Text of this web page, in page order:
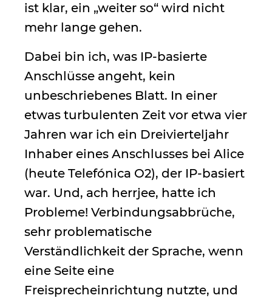
ist klar, ein „weiter so“ wird nicht
mehr lange gehen.
Dabei bin ich, was IP-basierte
Anschlüsse angeht, kein
unbeschriebenes Blatt. In einer
etwas turbulenten Zeit vor etwa vier
Jahren war ich ein Dreivierteljahr
Inhaber eines Anschlusses bei Alice
(heute Telefónica O2), der IP-basiert
war. Und, ach herrjee, hatte ich
Probleme! Verbindungsabbrüche,
sehr problematische
Verständlichkeit der Sprache, wenn
eine Seite eine
Freisprecheinrichtung nutzte, und